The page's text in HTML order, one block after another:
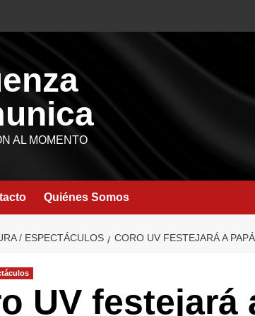
AL MOMENTO
Quiénes Somos
/ ESPECTÁCULOS CORO UV FESTEJARÁ A
UV festejará